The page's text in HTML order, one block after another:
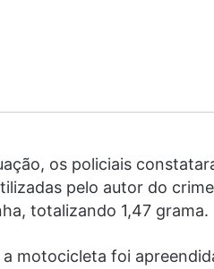
os policiais
pelo autor do
totalizando 1,47 grama.
motocicleta foi